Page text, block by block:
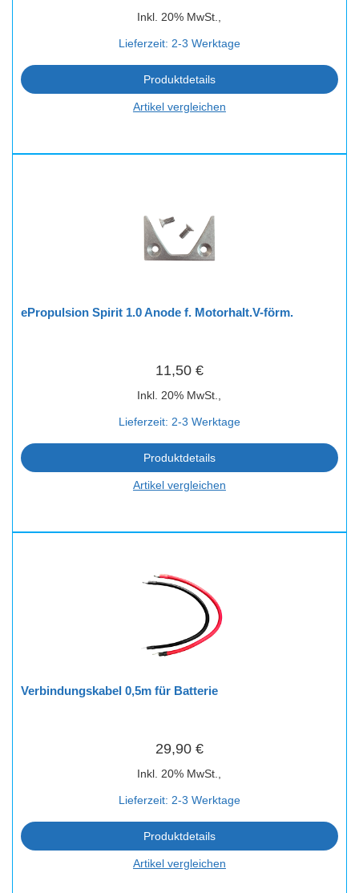
Inkl. 20% MwSt.,
Lieferzeit: 2-3 Werktage
Produktdetails
Artikel vergleichen
ePropulsion Spirit 1.0 Anode f. Motorhalt.V-förm.
11,50 €
Inkl. 20% MwSt.,
Lieferzeit: 2-3 Werktage
Produktdetails
Artikel vergleichen
Verbindungskabel 0,5m für Batterie
29,90 €
Inkl. 20% MwSt.,
Lieferzeit: 2-3 Werktage
Produktdetails
Artikel vergleichen